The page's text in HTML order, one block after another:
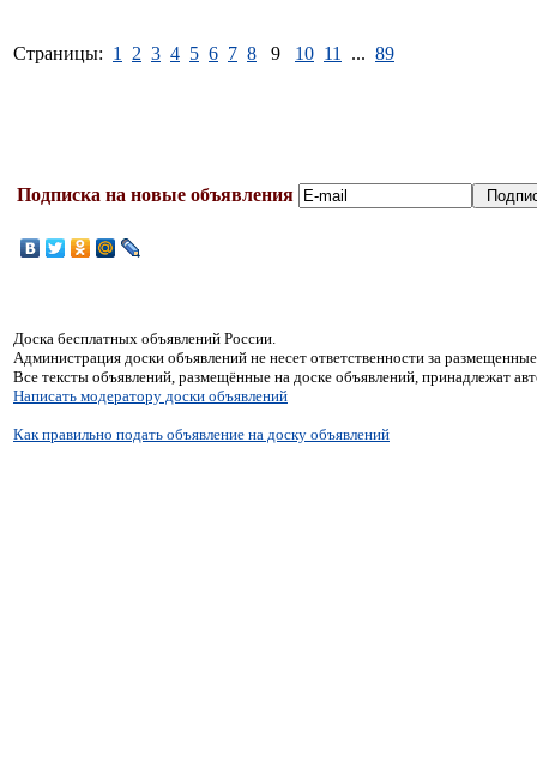
Страницы: 1 2 3 4 5 6 7 8 9 10 11 ... 89
Подписка на новые объявления
Доска бесплатных объявлений России.
Администрация доски объявлений не несет ответственности за
Все тексты объявлений, размещённые на доске объявлений, принадлежат
Написать модератору доски объявлений
Как правильно подать объявление на доску объявлений